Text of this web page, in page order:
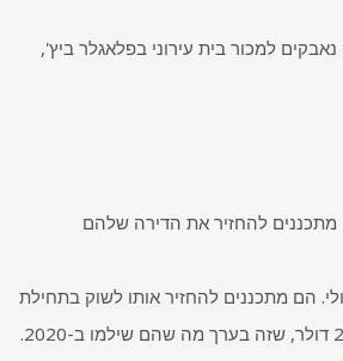
נאבקים למכור בית עירוני בפלאגלר ביץ',
מתכננים להחזיר את הדירה שלהם
הם מתכננים להחזיר אותו לשוק בתחילת